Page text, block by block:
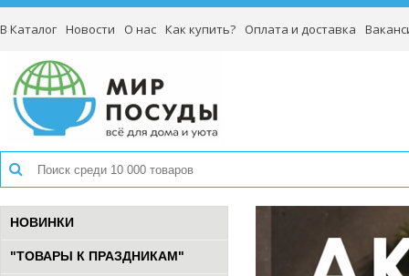
В Каталог Новости О нас Как купить? Оплата и доставка
НОВИНКИ
"ТОВАРЫ К ПРАЗДНИКАМ"